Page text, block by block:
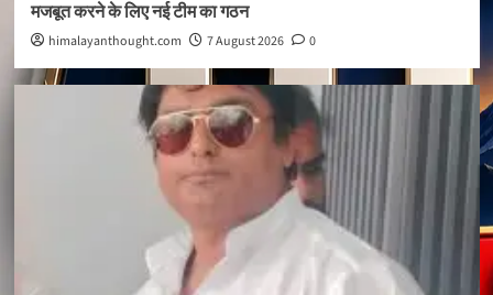
मजबूत करने के लिए नई टीम का गठन
himalayanthought.com 7 August 2026 0